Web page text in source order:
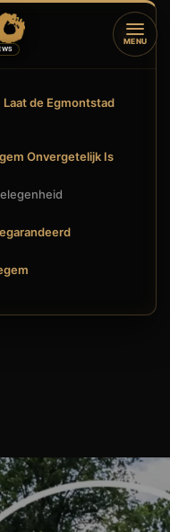
MENU
▼
de Egmontstad
Onvergetelijk Is